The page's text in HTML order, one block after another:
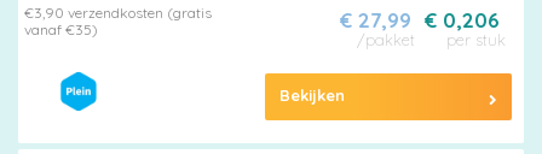
€3,90 verzendkosten (gratis
vanaf €35)
€ 0,206
per stuk
€ 27,99
/pakket
Bekijken